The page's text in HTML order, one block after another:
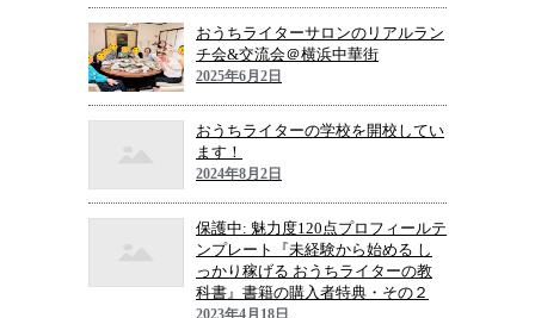
おうちライターサロンのリアルラン
チ会&交流会＠横浜中華街
2025年6月2日
おうちライターの学校を開校してい
ます！
2024年8月2日
保護中: 魅力度120点プロフィールテ
ンプレート『未経験から始める し
っかり稼げる おうちライターの教
科書』書籍の購入者特典・その２
2023年4月18日